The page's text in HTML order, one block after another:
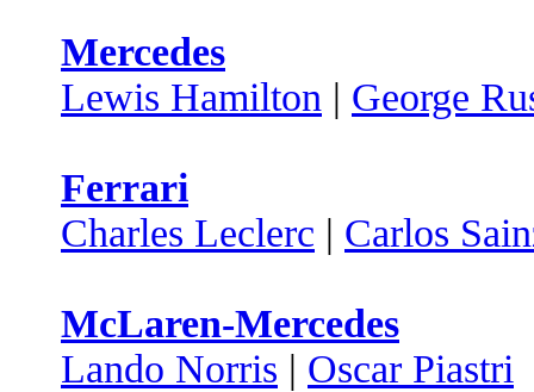
Mercedes
Lewis Hamilton | George
Ferrari
Charles Leclerc | Carlos
McLaren-Mercedes
Lando Norris | Oscar Piastri